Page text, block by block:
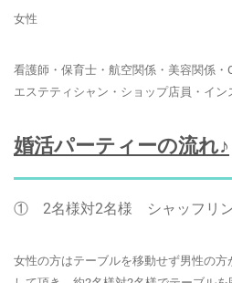
女性
看護師・保育士・航空関係・美容関係・
エステティシャン・ショップ店員・イ
婚活パーティーの流れ♪
① 2名様対2名様 シャッフリ
女性の方はテーブルを移動せず男性の